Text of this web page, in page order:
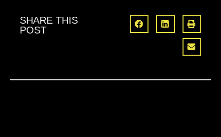
SHARE THIS
POST